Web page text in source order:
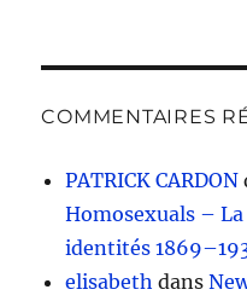
COMMENTAIRES
PATRICK CARDON
Homosexuals –
identités
elisabeth dans